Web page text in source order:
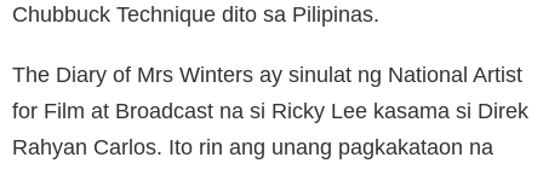
Chubbuck Technique dito sa Pilipinas.
The Diary of Mrs Winters ay sinulat ng National Artist
for Film at Broadcast na si Ricky Lee kasama si Direk
Rahyan Carlos. Ito rin ang unang pagkakataon na